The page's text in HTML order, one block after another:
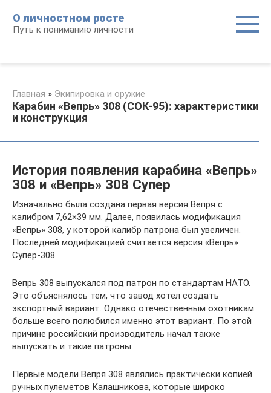
контенту
О личностном росте
Путь к пониманию личности
Главная » Экипировка и оружие
Карабин «Вепрь» 308 (СОК-95): характеристики
и конструкция
История появления карабина «Вепрь»
308 и «Вепрь» 308 Супер
Изначально была создана первая версия Вепря с
калибром 7,62×39 мм. Далее, появилась модификация
«Вепрь» 308, у которой калибр патрона был увеличен.
Последней модификацией считается версия «Вепрь»
Супер-308.
Вепрь 308 выпускался под патрон по стандартам НАТО.
Это объяснялось тем, что завод хотел создать
экспортный вариант. Однако отечественным охотникам
больше всего полюбился именно этот вариант. По этой
причине российский производитель начал также
выпускать и такие патроны.
Первые модели Вепря 308 являлись практически копией
ручных пулеметов Калашникова, которые широко